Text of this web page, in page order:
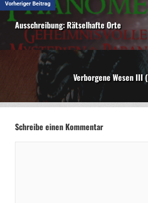
Vorheriger Beitrag
Ausschreibung: Rätselhafte Orte
Verborgene Wesen III
Schreibe einen Kommentar